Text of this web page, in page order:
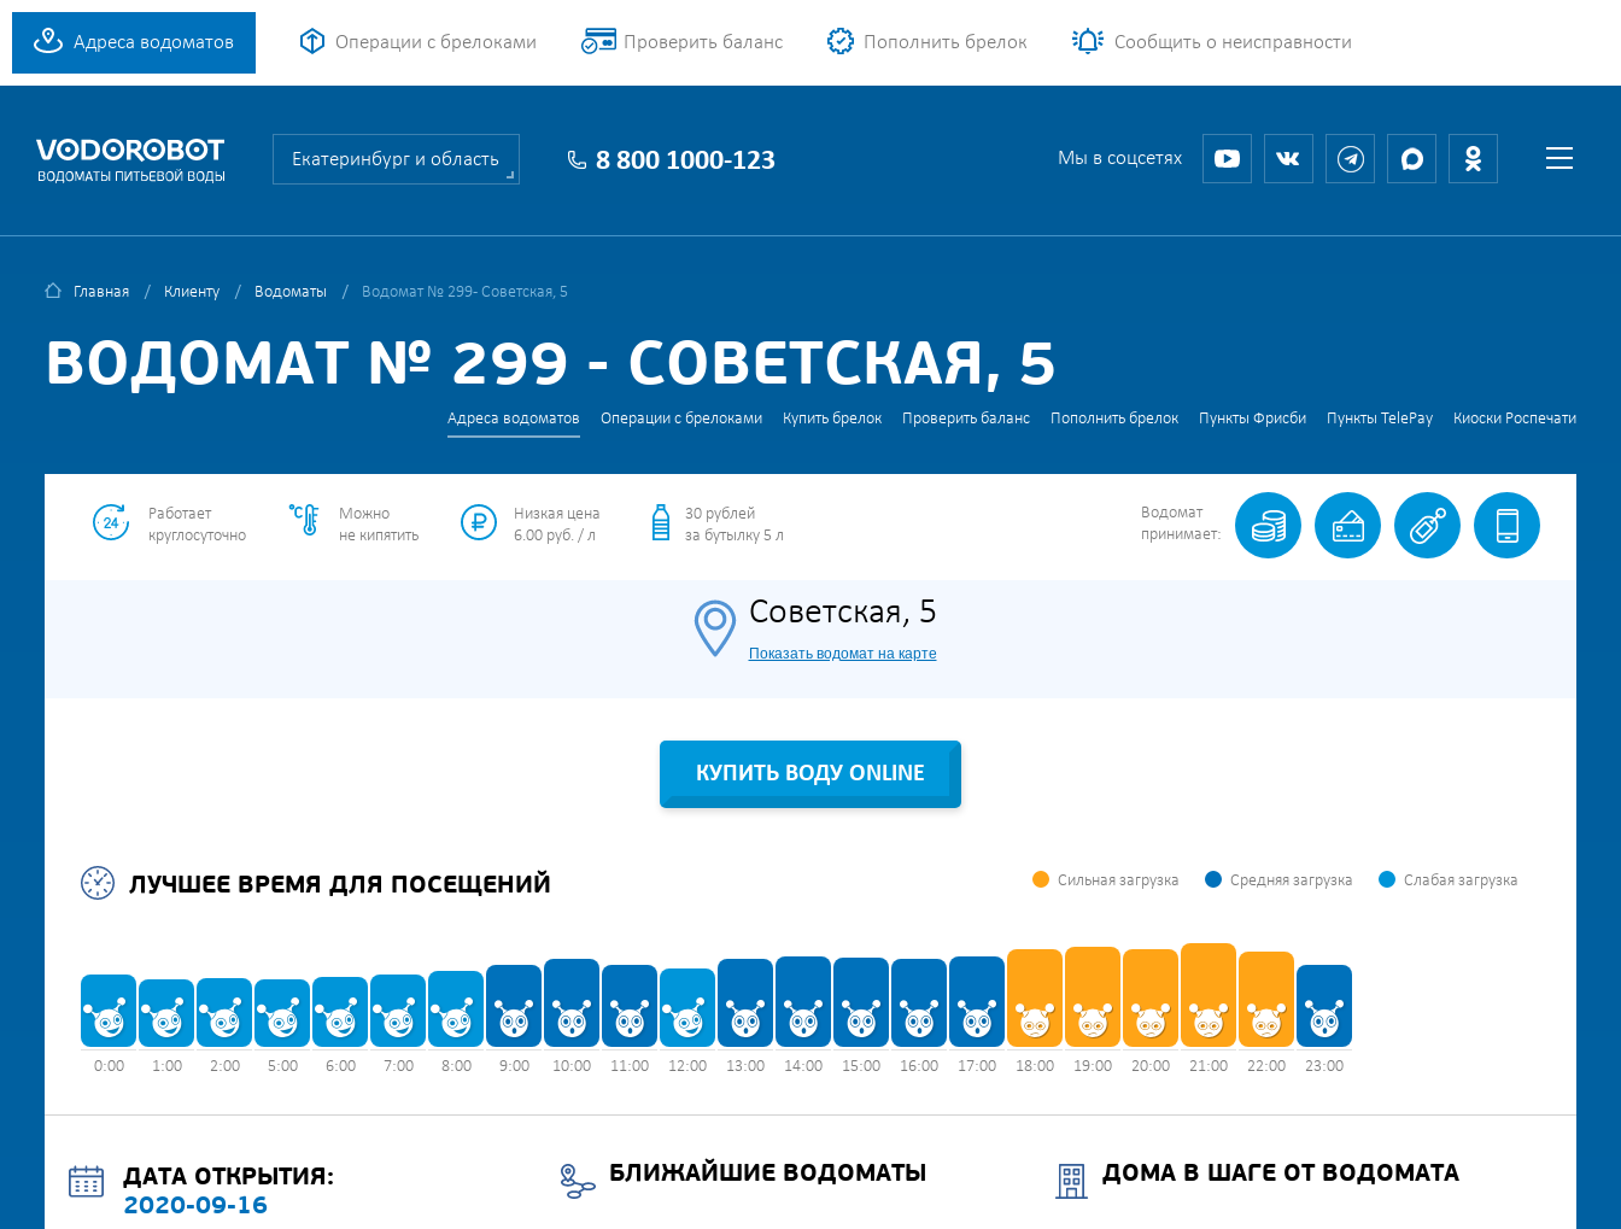
Адреса водоматов Операции с брелоками Проверить баланс Пополнить брелок Сообщить о неисправности
Екатеринбург и область 8 800 1000-123 Мы в соцсетях
Главная Клиенту Водоматы Водомат № 299 - Советская, 5
ВОДОМАТ № 299 - СОВЕТСКАЯ, 5
Адреса водоматов Операции с брелоками Купить брелок Проверить баланс Пополнить брелок Пункты Фрисби Пункты TelePay Киоски Роспечати
Работает
круглосуточно
Можно
не кипятить
Низкая цена
6.00 руб. / л
30 рублей
за бутылку 5 л
Водомат
принимает:
Советская, 5
Показать водомат на карте
КУПИТЬ ВОДУ ONLINE
ЛУЧШЕЕ ВРЕМЯ ДЛЯ ПОСЕЩЕНИЙ Сильная загрузка Средняя загрузка Слабая загрузка
0:00 1:00 2:00 5:00 6:00 7:00 8:00 9:00 10:00 11:00 12:00 13:00 14:00 15:00 16:00 17:00 18:00 19:00 20:00 21:00 22:00 23:00
ДАТА ОТКРЫТИЯ:
2020-09-16
БЛИЖАЙШИЕ ВОДОМАТЫ ДОМА В ШАГЕ ОТ ВОДОМАТА